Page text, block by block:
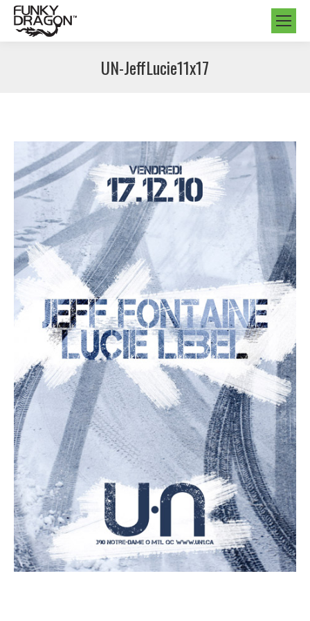
UN-JeffLucie11x17